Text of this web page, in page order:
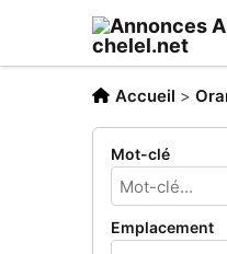
Accueil >
Mot-clé
Emplacement